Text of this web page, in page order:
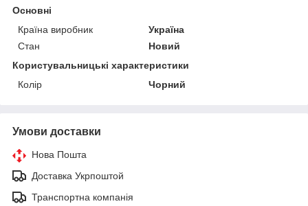
Основні
Країна виробник
Україна
Стан
Новий
Користувальницькі характеристики
Колір
Чорний
Умови доставки
Нова Пошта
Доставка Укрпоштой
Транспортна компанія